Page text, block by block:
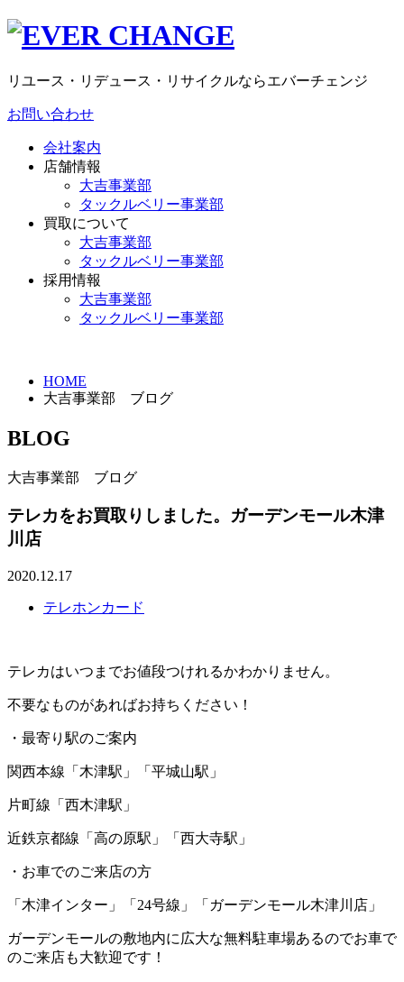
リユース・リデュース・リサイクルならエバーチェンジ
お問い合わせ
会社案内
店舗情報
大吉事業部
タックルベリー事業部
買取について
大吉事業部
タックルベリー事業部
採用情報
大吉事業部
タックルベリー事業部
HOME
大吉事業部 ブログ
BLOG
大吉事業部 ブログ
テレカをお買取りしました。ガーデンモール木津
川店
2020.12.17
テレホンカード
テレカはいつまでお値段つけれるかわかりません。
不要なものがあればお持ちください！
・最寄り駅のご案内
関西本線「木津駅」「平城山駅」
片町線「西木津駅」
近鉄京都線「高の原駅」「西大寺駅」
・お車でのご来店の方
「木津インター」「24号線」「ガーデンモール木津川店」
ガーデンモールの敷地内に広大な無料駐車場あるのでお車で
のご来店も大歓迎です！